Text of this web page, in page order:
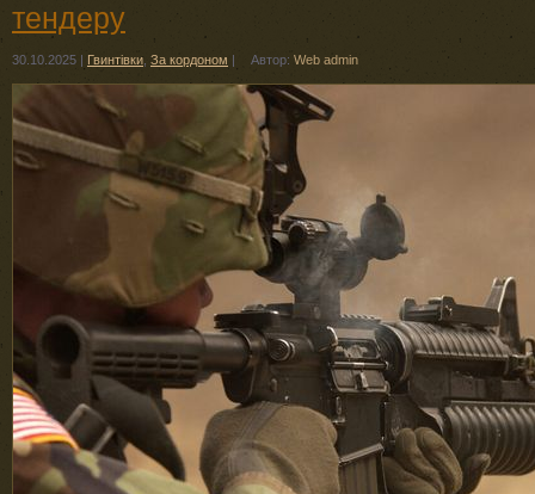
тендеру
30.10.2025 | Гвинтівки За кордоном | Автор: Web admin